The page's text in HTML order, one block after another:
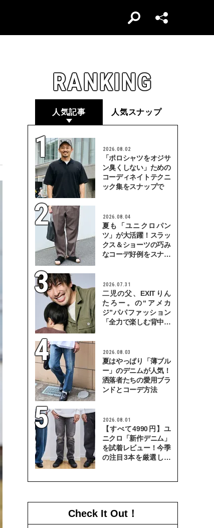
RANKING
人気記事 人気スナップ
2026.08.02
「ポロシャツをオジサ
ン臭くしない」ための
コーディネイトテクニ
ック集をスナップで
2026.08.04
夏も「ユニクロパン
ツ」が大活躍！スラッ
クス＆ショーツの巧み
なコーデ好例をスナッ
2026.07.31
二児の父、EXITりん
たろー。の“アメカ
ジ”パパファッション
「全力で楽しむ背中を
2026.08.03
夏はやっぱり「薄ブル
ー」のデニムが人気！
洒落者たちの愛用ブラ
ンドとコーデ方法
2026.08.01
【すべて4990円】ユ
ニクロ「新作デニム」
を試着レビュー！今季
の注目3本を厳選して
Check It Out！